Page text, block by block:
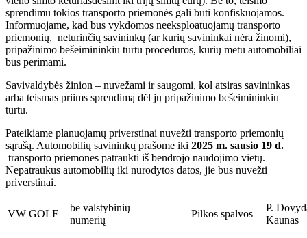
sprendimu tokios transporto priemonės gali būti konfiskuojamos.
Informuojame, kad bus vykdomos neeksploatuojamų transporto
priemonių, neturinčių savininkų (ar kurių savininkai nėra žinomi),
pripažinimo bešeimininkiu turtu procedūros, kurių metu automobiliai
bus perimami.
Savivaldybės žinion – nuvežami ir saugomi, kol atsiras savininkas
arba teismas priims sprendimą dėl jų pripažinimo bešeimininkiu
turtu.
Pateikiame planuojamų priverstinai nuvežti transporto priemonių
sąrašą. Automobilių savininkų prašome iki ­­­2025 m. sausio 19 d.
transporto priemones patraukti iš bendrojo naudojimo vietų.
Nepatraukus automobilių iki nurodytos datos, jie bus nuvežti
priverstinai.
VW GOLF
be valstybinių
numerių
Pilkos spalvos
P.
Kaunas